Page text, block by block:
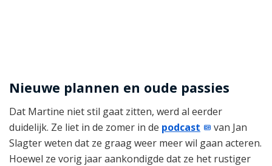
Nieuwe plannen en oude passies
Dat Martine niet stil gaat zitten, werd al eerder
duidelijk. Ze liet in de zomer in de podcast
van Jan
Slagter weten dat ze graag weer meer wil gaan acteren.
Hoewel ze vorig jaar aankondigde dat ze het rustiger